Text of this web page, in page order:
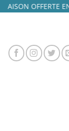
PasserOFFERTE